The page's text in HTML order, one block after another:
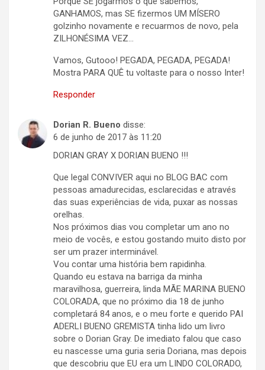
GANHAMOS, mas SE fizermos UM MÍSERO
golzinho novamente e recuarmos de novo, pela
ZILHONÉSIMA VEZ…
Vamos, Gutooo! PEGADA, PEGADA, PEGADA!
Mostra PARA QUÊ tu voltaste para o nosso Inter!
Responder
Dorian R. Bueno disse:
6 de junho de 2017 às 11:20
DORIAN GRAY X DORIAN BUENO !!!
Que legal CONVIVER aqui no BLOG BAC com
pessoas amadurecidas, esclarecidas e através
das suas experiências de vida, puxar as nossas
orelhas.
Nos próximos dias vou completar um ano no
meio de vocês, e estou gostando muito disto por
ser um prazer interminável.
Vou contar uma história bem rapidinha.
Quando eu estava na barriga da minha
maravilhosa, guerreira, linda MÃE MARINA BUENO
COLORADA, que no próximo dia 18 de junho
completará 84 anos, e o meu forte e querido PAI
ADERLI BUENO GREMISTA tinha lido um livro
sobre o Dorian Gray. De imediato falou que caso
eu nascesse uma guria seria Doriana, mas depois
que descobriu que EU era um LINDO COLORADO,